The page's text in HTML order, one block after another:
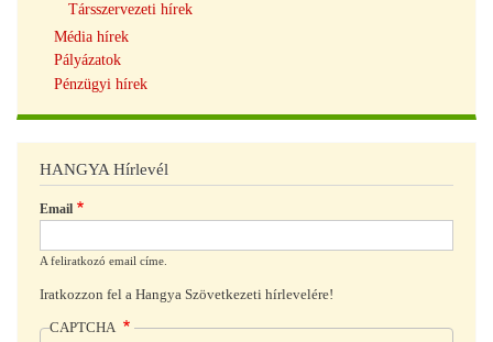
Társszervezeti hírek
Média hírek
Pályázatok
Pénzügyi hírek
HANGYA Hírlevél
Email
A feliratkozó email címe.
Iratkozzon fel a Hangya Szövetkezeti hírlevelére!
CAPTCHA